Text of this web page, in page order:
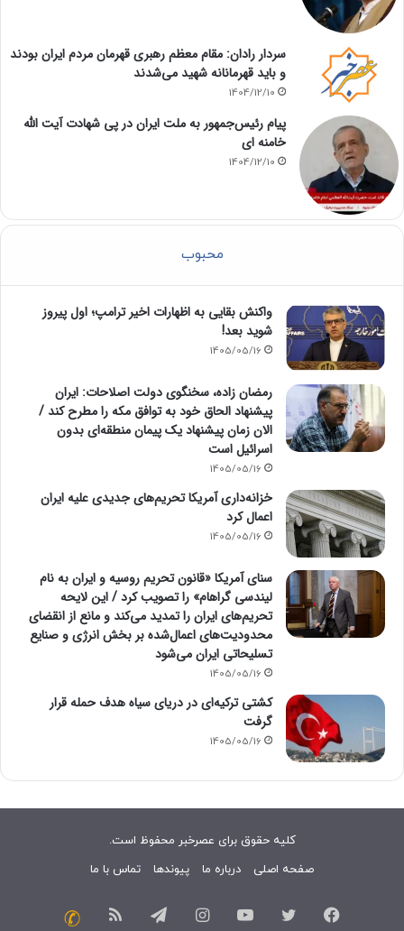
سردار رادان: مقام معظم رهبری قهرمان مردم ایران بودند
و باید قهرمانانه شهید می‌شدند
1404/12/10
پیام رئیس‌جمهور به ملت ایران در پی شهادت آیت الله
خامنه ای
1404/12/10
محبوب
واکنش بقایی به اظهارات اخیر ترامپ؛ اول پیروز
شوید بعد!
1405/05/16
رمضان زاده، سخنگوی دولت اصلاحات: ایران
پیشنهاد الحاق خود به توافق مکه را مطرح کند /
الان زمان پیشنهاد یک پیمان منطقه‌ای بدون
اسرائیل است
1405/05/16
خزانه‌داری آمریکا تحریم‌های جدیدی علیه ایران
اعمال کرد
1405/05/16
سنای آمریکا «قانون تحریم روسیه و ایران به نام
لیندسی گراهام» را تصویب کرد / این لایحه
تحریم‌های ایران را تمدید می‌کند و مانع از انقضای
محدودیت‌های اعمال‌شده بر بخش انرژی و صنایع
تسلیحاتی ایران می‌شود
1405/05/16
کشتی ترکیه‌ای در دریای سیاه هدف حمله قرار
گرفت
1405/05/16
کلیه حقوق برای عصرخبر محفوظ است.
صفحه اصلی
درباره ما پیوندها تماس با ما
فیسبوک توییتر یوتیوب اینستاگرامتلگرام خوراک